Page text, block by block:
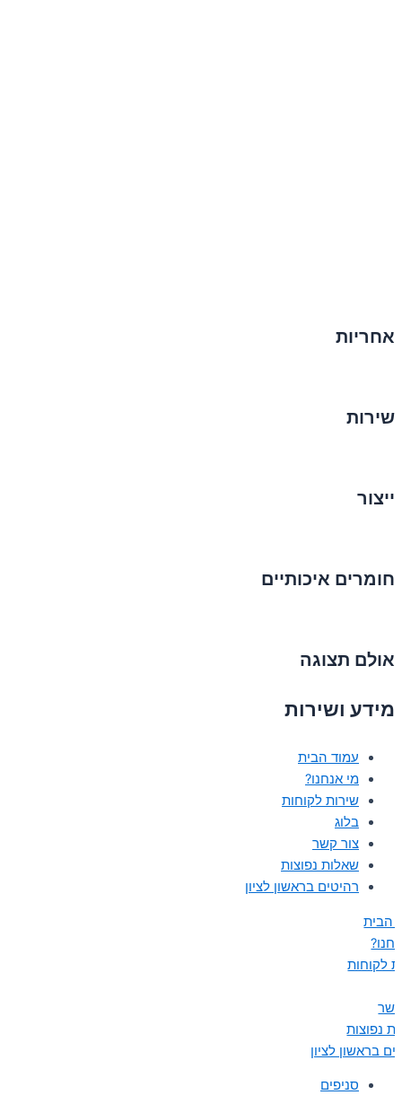
אחריות
שירות
ייצור
חומרים איכותיים
אולם תצוגה
מידע ושירות
עמוד הבית
מי אנחנו?
שירות לקוחות
בלוג
צור קשר
שאלות נפוצות
רהיטים בראשון לציון
הבית
לקוחות
נפוצות
בראשון לציון
סניפים